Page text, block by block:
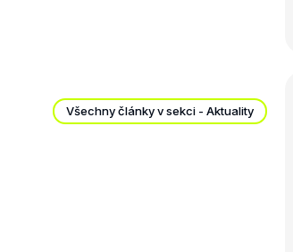
Všechny články v sekci - Aktuality